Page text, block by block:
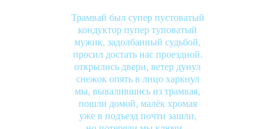
Трамвай был супер пустоватый
кондуктор пупер туповатый
мужик, задолбанный судьбой,
просил достать нас проездной.
открылись двери, ветер дунул
снежок опять в лицо харкнул
мы, вывалившись из трамвая,
пошли домой, малёк хромая
уже в подъезд почти зашли,